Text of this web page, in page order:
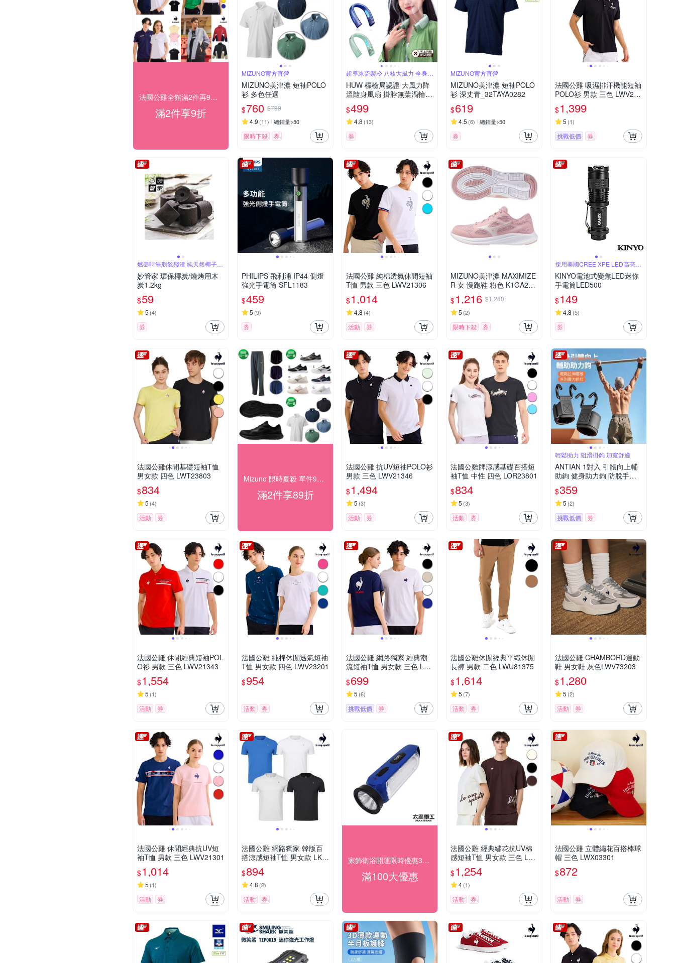
法國公雞全館滿2件再9折 滿額雙重送
滿2件享9折
MIZUNO官方直營
MIZUNO美津濃 短袖POLO
衫 多色任選
$760 $799
4.9 (11) 總銷量>50
限時下殺 券
超導冰瓷製冷 八核大風力 全身環
繞送風
HUW 標檢局認證 大風力降
溫隨身風扇 掛脖無葉渦輪懶
人風扇 戶外露營靜音便攜迷
你風扇（可上飛機）
$499
4.8 (13)
券
MIZUNO官方直營
MIZUNO美津濃 短袖POLO
衫 深丈青_32TAYA0282
$619
4.5 (6) 總銷量>50
券
法國公雞 吸濕排汗機能短袖
POLO衫 男款 三色 LWV213
49
$1,399
5 (1)
挑戰低價 券
燃盡時無剩餘殘渣 純天然椰子殼
碳化完成
妙管家 環保椰炭/燒烤用木
炭1.2kg
$59
5 (4)
券
PHILIPS 飛利浦 IP44 側燈
強光手電筒 SFL1183
$459
5 (9)
券
法國公雞 純棉透氣休閒短袖
T恤 男款 三色 LWV21306
$1,014
4.8 (4)
活動 券
MIZUNO美津濃 MAXIMIZE
R 女 慢跑鞋 粉色 K1GA250
123
$1,216 $1,280
5 (2)
限時下殺 券
採用美國CREE XPE LED高亮度
燈
KINYO電池式變焦LED迷你
手電筒LED500
$149
4.8 (5)
券
法國公雞休閒基礎短袖T恤
男女款 四色 LWT23803
$834
5 (4)
活動 券
Mizuno 限時夏殺 單件95折/任2件89折
滿2件享89折
法國公雞 抗UV短袖POLO衫
男款 三色 LWV21346
$1,494
5 (3)
活動 券
法國公雞牌涼感基礎百搭短
袖T恤 中性 四色 LOR23801
$834
5 (3)
活動 券
輕鬆助力 阻滑掛鉤 加寬舒適
ANTIAN 1對入 引體向上輔
助鉤 健身助力鉤 防脫手吊
單槓助力鉤 單槓護腕勾 硬
舉輔助器
$359
5 (2)
挑戰低價 券
法國公雞 休閒經典短袖POL
O衫 男款 三色 LWV21343
$1,554
5 (1)
活動 券
法國公雞 純棉休閒透氣短袖
T恤 男女款 四色 LWV23201
$954
活動 券
法國公雞 網路獨家 經典潮
流短袖T恤 男女款 三色 LW
V23902
$699
5 (6)
挑戰低價 券
法國公雞休閒經典平織休閒
長褲 男款 二色 LWU81375
$1,614
5 (7)
活動 券
法國公雞 CHAMBORD運動
鞋 男女鞋 灰色LWV73203
$1,280
5 (2)
活動 券
法國公雞 休閒經典抗UV短
袖T恤 男款 三色 LWV21301
$1,014
5 (1)
活動 券
法國公雞 網路獨家 韓版百
搭涼感短袖T恤 男女款 LKX
23501
$894
4.8 (2)
活動 券
家飾衛浴開運限時優惠3折起
滿100大優惠
法國公雞 經典繡花抗UV棉
感短袖T恤 男女款 三色 LW
X23001
$1,254
4(1)
活動 券
法國公雞 立體繡花百搭棒球
帽 三色 LWX03301
$872
活動 券